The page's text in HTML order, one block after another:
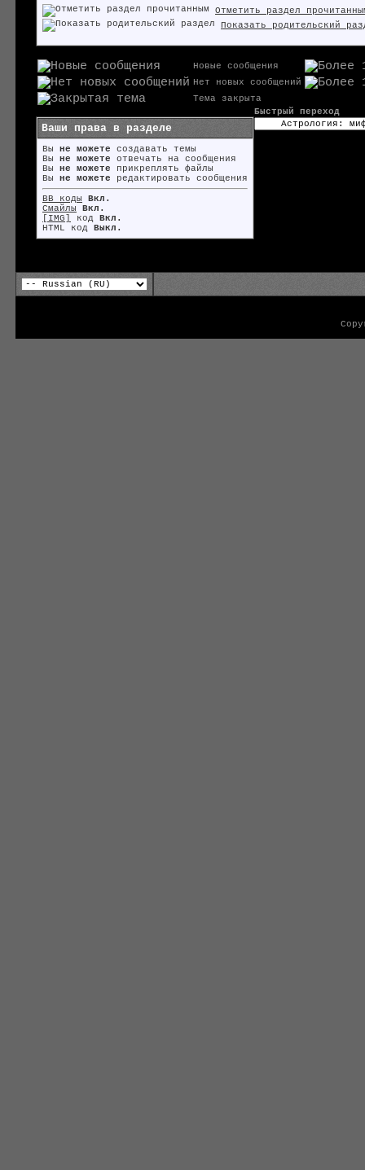
Отметить раздел
Показать родительский
Новые сообщения
Нет новых сообщений
Тема закрыта
Ваши права в разделе
Вы не можете создавать темы
Вы не можете отвечать на сообщения
Вы не можете прикреплять файлы
Вы не можете редактировать сообщения
BB коды
Вкл.
Смайлы
Вкл.
[IMG]
код Вкл.
HTML код Выкл.
Быстрый переход